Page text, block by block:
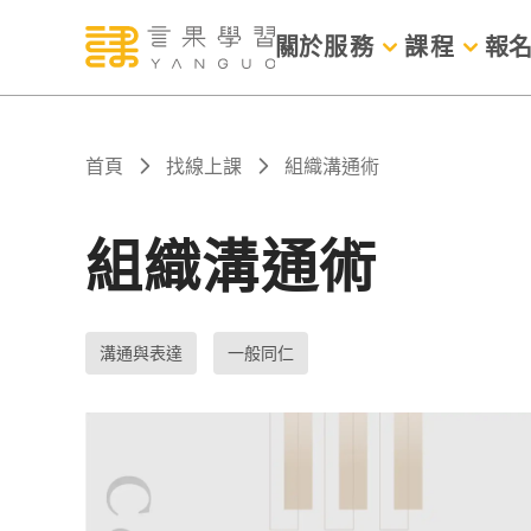
關於服務 課程 報
首頁 找線上課 組織溝通術
組織溝通術
溝通與表達 一般同仁